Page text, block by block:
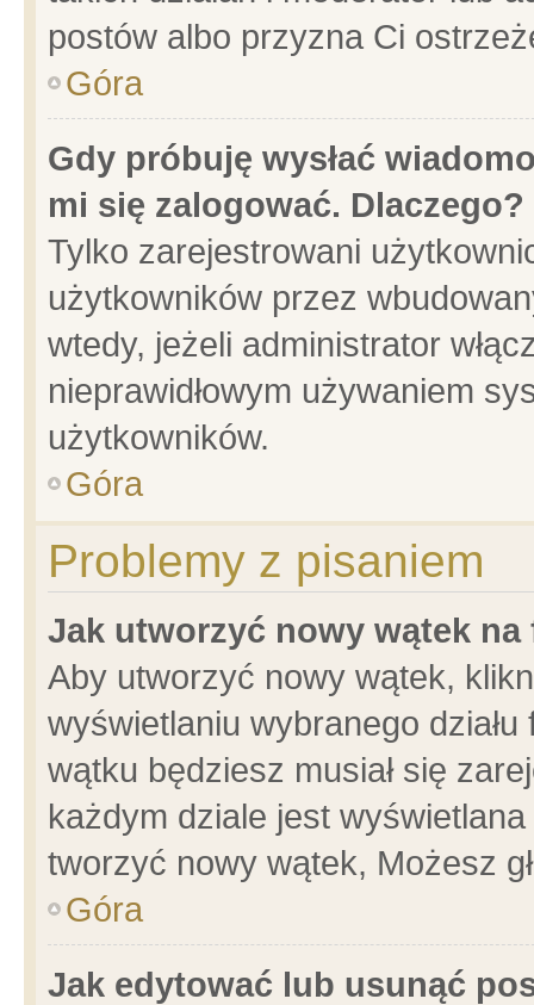
postów albo przyzna Ci
Góra
Gdy próbuję wysłać
mi się zalogować. Dlaczego?
Tylko zarejestrowani
użytkowników przez
wtedy, jeżeli administrator
nieprawidłowym używaniem
użytkowników.
Góra
Problemy z pisaniem
Jak utworzyć nowy wątek na
Aby utworzyć nowy wątek,
wyświetlaniu wybranego
wątku będziesz musiał się
każdym dziale jest
tworzyć nowy wątek, Możesz
Góra
Jak edytować lub usunąć